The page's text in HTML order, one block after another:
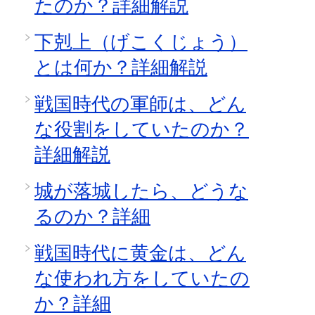
たのか？詳細解説
下剋上（げこくじょう）
とは何か？詳細解説
戦国時代の軍師は、どん
な役割をしていたのか？
詳細解説
城が落城したら、どうな
るのか？詳細
戦国時代に黄金は、どん
な使われ方をしていたの
か？詳細